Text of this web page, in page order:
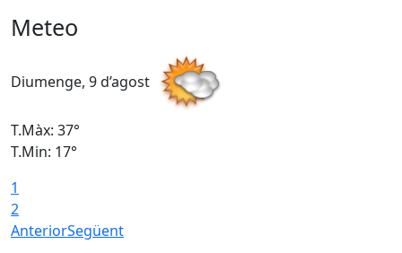
Meteo
Diumenge, 9 d’agost
T.Màx: 37°
T.Min: 17°
1
2
AnteriorSegüent